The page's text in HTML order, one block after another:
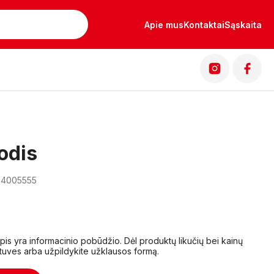
Apie musKontaktaiSąskaita
yra informacinio pobūdžio. Dėl produktų likučių bei kainų
arba užpildykite užklausos formą.